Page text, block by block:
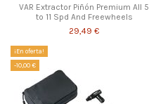
VAR Extractor Piñón Premium All 5
to 11 Spd And Freewheels
29,49 €
¡En oferta!
-10,00 €